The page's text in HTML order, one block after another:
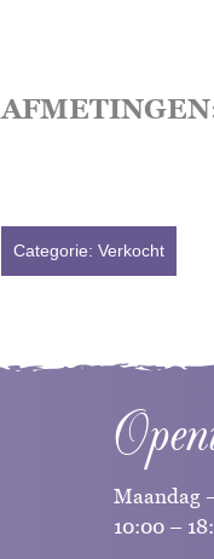
Categorie:Verkocht
Maandag
10:00 –